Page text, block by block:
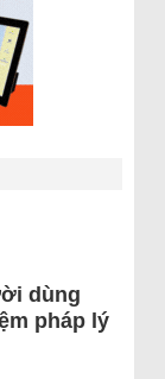
dùng
pháp lý